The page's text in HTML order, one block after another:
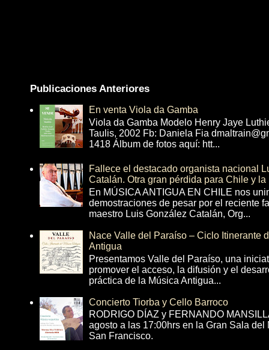
Publicaciones Anteriores
En venta Viola da Gamba
Viola da Gamba Modelo Henry Jaye
Taulis, 2002 Fb: Daniela Fia
1418 Álbum de fotos aquí: htt...
Fallece el destacado organista nacional
Catalán. Otra gran pérdida para Chile y la
En MÚSICA ANTIGUA EN CHILE nos
demostraciones de pesar por el reciente
maestro Luis González Catalán, Org...
Nace Valle del Paraíso – Ciclo Itinerante
Antigua
Presentamos Valle del Paraíso, una
promover el acceso, la difusión y el
práctica de la Música Antigua...
Concierto Tiorba y Cello Barroco
RODRIGO DÍAZ y FERNANDO
agosto a las 17:00hrs en la Gran Sala
San Francisco.